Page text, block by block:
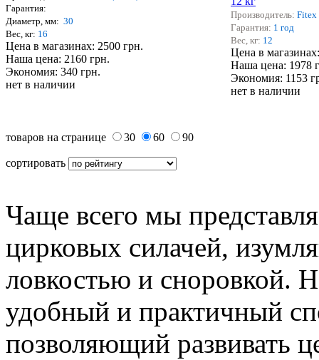
Гарантия:
Диаметр, мм: 30
Вес, кг: 16
Цена в магазинах: 2500 грн.
Наша цена: 2160 грн.
Экономия: 340 грн.
нет в наличии
Производитель: Fitex
Гарантия: 1 год
Вес, кг: 12
Цена в
Наша цена: 1978
Экономия: 1153
нет в наличии
товаров на странице 30 60 90
сортировать
Чаще всего мы
цирковых силачей,
ловкостью и сноровкой.
удобный и практичный
позволяющий развивать